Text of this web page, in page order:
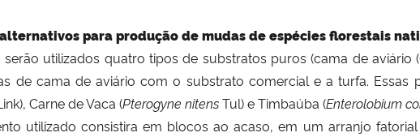
para produção de mudas de espécies florestais
serão utilizados quatro tipos de substratos puros (cama de aviário
de cama de aviário com o substrato comercial e a turfa. Essas
Carne de Vaca (Pterogyne nitensTul) e Timbaúba (Enterolobium
utilizado consistira em blocos ao acaso, em um arranjo